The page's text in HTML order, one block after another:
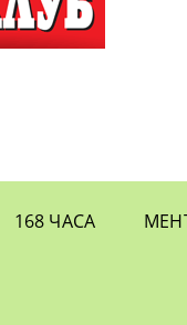
168 ЧАСА